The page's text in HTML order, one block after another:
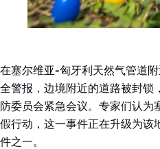
在塞尔维亚-匈牙利天然气管道
全警报，边境附近的道路被封锁
防委员会紧急会议。专家们认为
假行动，这一事件正在升级为该
件之一。